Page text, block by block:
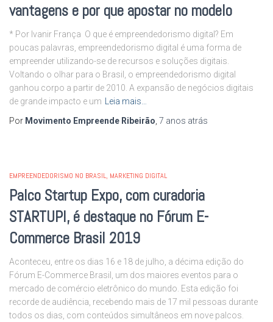
vantagens e por que apostar no modelo
* Por Ivanir França O que é empreendedorismo digital? Em
poucas palavras, empreendedorismo digital é uma forma de
empreender utilizando-se de recursos e soluções digitais.
Voltando o olhar para o Brasil, o empreendedorismo digital
ganhou corpo a partir de 2010. A expansão de negócios digitais
de grande impacto e um
Leia mais…
Por Movimento Empreende Ribeirão 7 anos atrás
EMPREENDEDORISMO NO BRASIL MARKETING DIGITAL
Palco Startup Expo, com curadoria
STARTUPI, é destaque no Fórum E-
Commerce Brasil 2019
Aconteceu, entre os dias 16 e 18 de julho, a décima edição do
Fórum E-Commerce Brasil, um dos maiores eventos para o
mercado de comércio eletrônico do mundo. Esta edição foi
recorde de audiência, recebendo mais de 17 mil pessoas durante
todos os dias, com conteúdos simultâneos em nove palcos.